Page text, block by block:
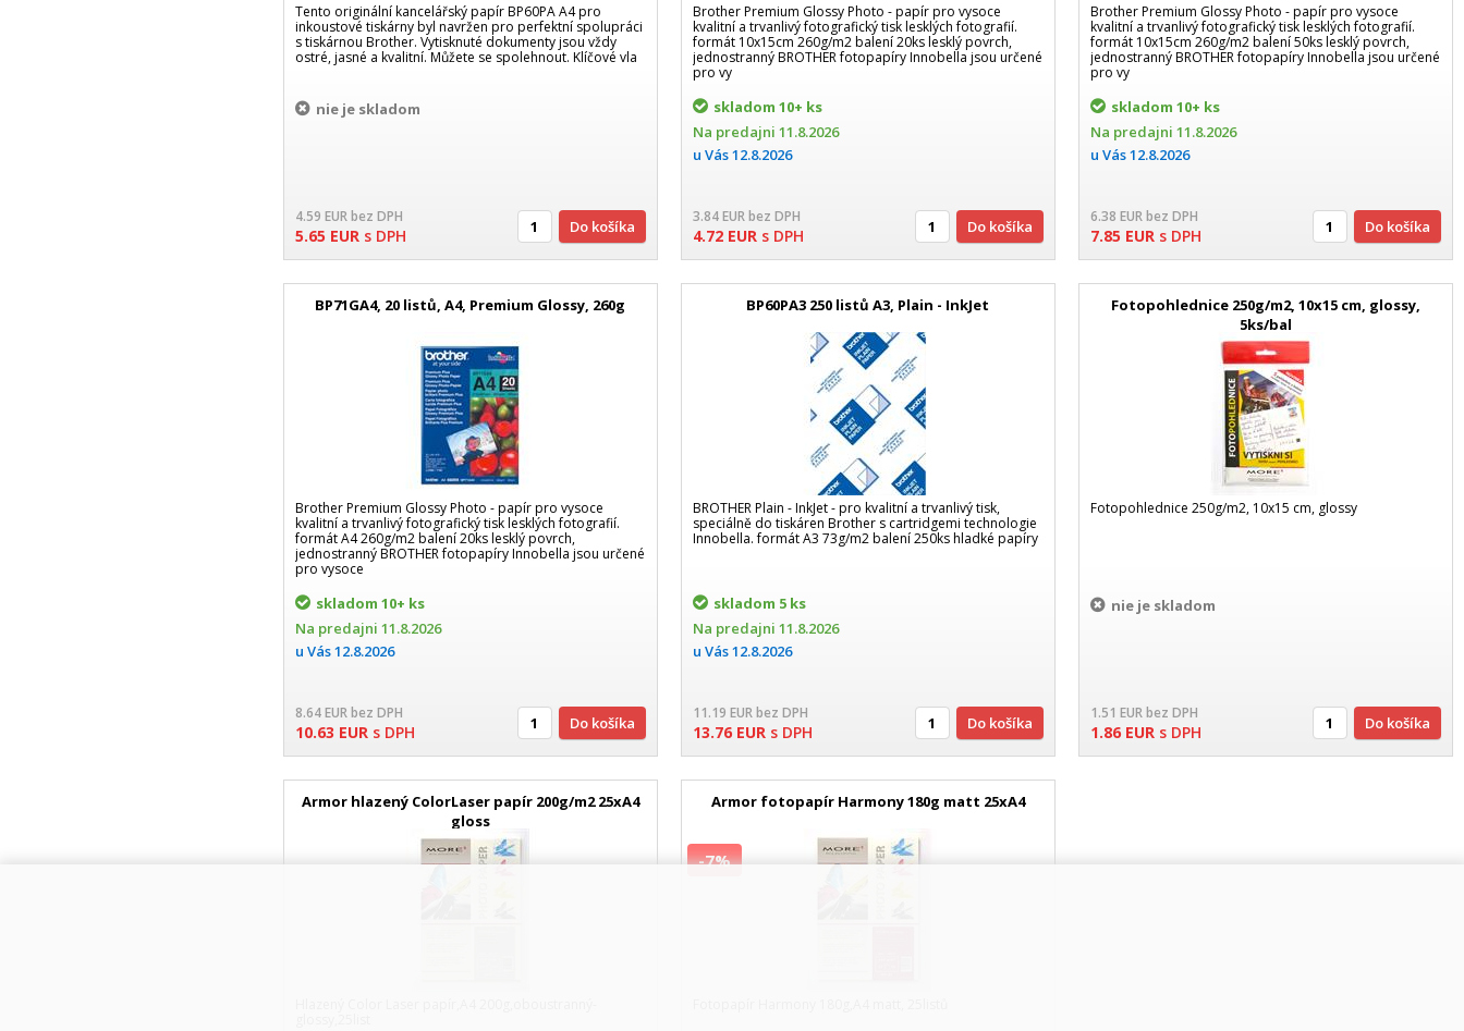
Tento originální kancelářský papír BP60PA A4 pro
inkoustové tiskárny byl navržen pro perfektní spolupráci
s tiskárnou Brother. Vytisknuté dokumenty jsou vždy
ostré, jasné a kvalitní. Můžete se spolehnout. Klíčové vla
nie je skladom
4.59 EURbez DPH
5.65 EUR s DPH Do košíka
Brother Premium Glossy Photo - papír pro vysoce
kvalitní a trvanlivý fotografický tisk lesklých fotografií.
formát 10x15cm 260g/m2 balení 20ks lesklý povrch,
jednostranný BROTHER fotopapíry Innobella jsou určené
pro vy
skladom 10+ ks
Na predajni 11.8.2026
u Vás12.8.2026
3.84EURbez DPH
4.72 EUR s DPH Do košíka
Brother Premium Glossy Photo - papír pro vysoce
kvalitní a trvanlivý fotografický tisk lesklých fotografií.
formát 10x15cm 260g/m2 balení 50ks lesklý povrch,
jednostranný BROTHER fotopapíry Innobella jsou určené
pro vy
skladom 10+ ks
Na predajni 11.8.2026
u Vás12.8.2026
6.38 EURbez DPH
7.85 EUR s DPH Do košíka
BP71GA4, 20 listů, A4, Premium Glossy, 260g
Brother Premium Glossy Photo - papír pro vysoce
kvalitní a trvanlivý fotografický tisk lesklých fotografií.
formát A4 260g/m2 balení 20ks lesklý povrch,
jednostranný BROTHER fotopapíry Innobella jsou určené
pro vysoce
skladom 10+ ks
Na predajni 11.8.2026
u Vás12.8.2026
8.64EURbez DPH
10.63 EUR s DPH Do košíka
BP60PA3 250 listů A3, Plain - InkJet
BROTHER Plain - InkJet - pro kvalitní a trvanlivý tisk,
speciálně do tiskáren Brother s cartridgemi technologie
Innobella. formát A3 73g/m2 balení 250ks hladké papíry
skladom 5 ks
Na predajni 11.8.2026
u Vás12.8.2026
11.19 EURbez DPH
13.76 EUR s DPH Do košíka
Fotopohlednice 250g/m2, 10x15 cm, glossy,
5ks/bal
Fotopohlednice 250g/m2, 10x15 cm, glossy
nie je skladom
1.51 EURbez DPH
1.86 EUR s DPH Do košíka
Armor hlazený ColorLaser papír 200g/m2 25xA4
gloss
Armor fotopapír Harmony 180g matt 25xA4
-7%